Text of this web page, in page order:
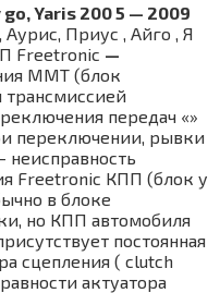
Yaris 200 5 — 2009
Аурис, Приус , Айго , Я
Freetronic —
MMT (блок
трансмиссией
передач «»
переключении, рывки
неисправность
Freetronic КПП (блок у
в блоке
но КПП автомобиля
постоянная
сцепления ( clutch
актуатора